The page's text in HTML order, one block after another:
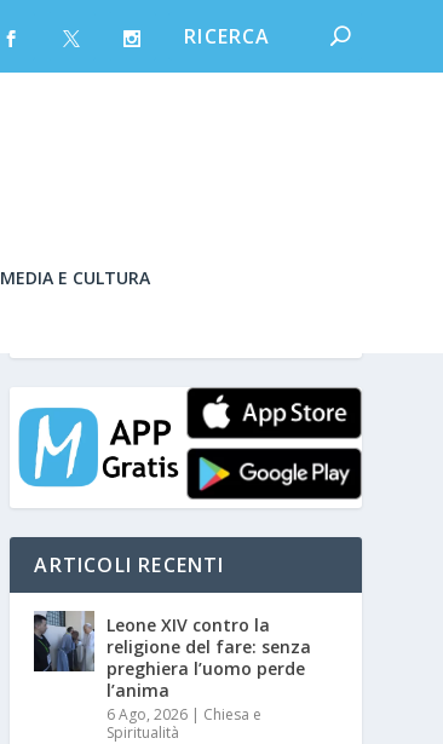
MEDIA E CULTURA
ARTICOLI RECENTI
Leone XIV contro la
religione del fare: senza
preghiera l’uomo perde
l’anima
6 Ago, 2026 | Chiesa e
Spiritualità